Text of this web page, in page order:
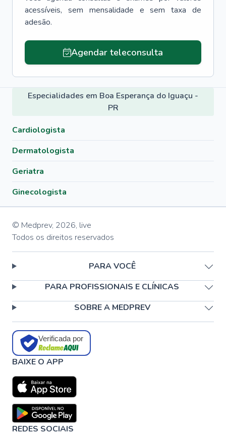
acessíveis, sem mensalidade e sem taxa de
adesão.
Agendar teleconsulta
Especialidades em Boa Esperança do Iguaçu -
PR
Cardiologista
Dermatologista
Geriatra
Ginecologista
© Medprev, 2026, live
Todos os direitos reservados
PARA VOCÊ
PARA PROFISSIONAIS E CLÍNICAS
SOBRE A MEDPREV
Verificada por
BAIXE O APP
REDES SOCIAIS